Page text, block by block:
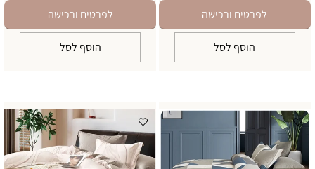
לפרטים ורכישה
הוסף לסל
לפרטים ורכישה
הוסף לסל